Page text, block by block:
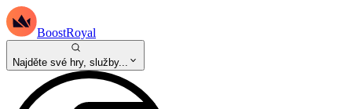
BoostRoyal
Najděte své hry, služby...